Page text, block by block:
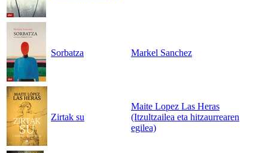
Sorbatza Markel Sanchez
Zirtak su
Maite Lopez Las Heras
(Itzultzailea eta hitzaurrearen
egilea)